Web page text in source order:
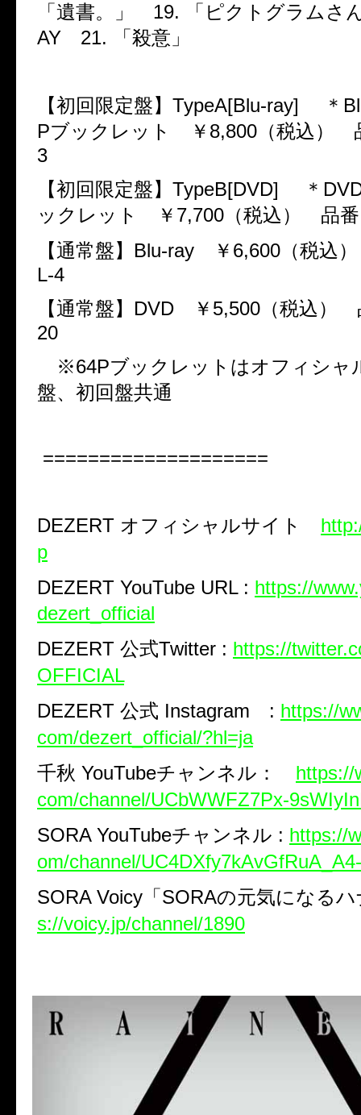
「遺書。」 19.
「ピクトグラム
AY
21. 「殺意」
【初回限定盤】 TypeA[Blu-ray] ＊
Pブックレット ￥ 8,800 （税込）
3
【初回限定盤】 TypeB[DVD] ＊
ックレット ￥ 7,700 （税込） 品
【通常盤】 Blu-ray ￥ 6,600 （税込
L-4
【通常盤】 DVD ￥ 5,500 （税込）
20
※64Pブックレットはオフィシャ
盤、初回盤共通
====================
DEZERT オフィシャルサイト
p
DEZERT YouTube URL : https://
dezert_official
DEZERT 公式Twitter : https://
OFFICIAL
DEZERT 公式 Instagram : https://
com/dezert_official/?hl=ja
千秋 YouTubeチャンネル： https://
com/channel/UCbWWFZ7Px-
SORA YouTubeチャンネル : https://
om/channel/
SORA Voicy 「 SORAの元気になる
s://voicy.jp/channel/1890